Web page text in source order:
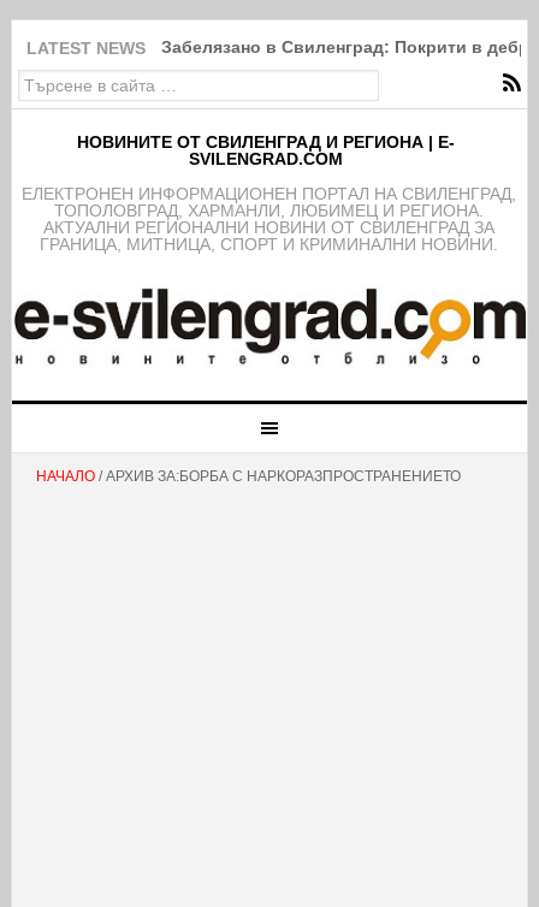
LATEST NEWS Забелязано в Свиленград: Покрити в
НОВИНИТЕ ОТ СВИЛЕНГРАД И РЕГИОНА | E-
SVILENGRAD.COM
EЛЕКТРОНЕН ИНФОРМАЦИОНЕН ПОРТАЛ НА СВИЛЕНГРАД,
ТОПОЛОВГРАД, ХАРМАНЛИ, ЛЮБИМЕЦ И РЕГИОНА.
АКТУАЛНИ РЕГИОНАЛНИ НОВИНИ ОТ СВИЛЕНГРАД ЗА
ГРАНИЦА, МИТНИЦА, СПОРТ И КРИМИНАЛНИ НОВИНИ.
НАЧАЛО/ АРХИВ ЗА:БОРБА С НАРКОРАЗПРОСТРАНЕНИЕТО